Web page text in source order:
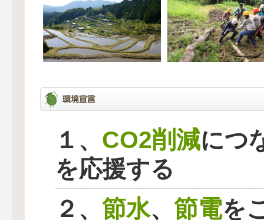
１、 CO2削減につ
を応援する
２、 節水、 節電を